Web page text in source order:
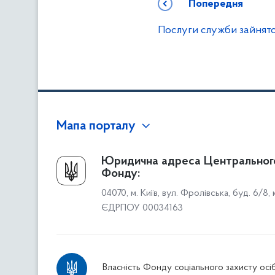
Попередня
Послуги служби
Мапа порталу
Про Фонд
Керівництво
Структура Фонду
Територіальні відділення
Дніпропетровське відділення
Юридична адреса
Фонду:
04070, м. Київ, вул. Фролівська, буд. 6/8,
ЄДРПОУ 00034163
Власність Фонду соціального захисту осіб